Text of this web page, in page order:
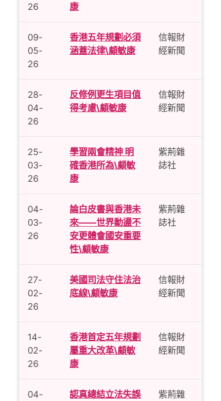
26
康
09-
05-
26
香港五年規劃必須
涵蓋法律\顧敏康
信報財
經新聞
28-
04-
26
反修例更生項目值
得考慮\顧敏康
信報財
經新聞
25-
03-
26
學習兩會精神 明
確香港所為\顧敏
康
紫荊雜
誌社
04-
03-
26
論白皮書與香港未
來——世界動盪不
安更體會國安重要
性\顧敏康
紫荊雜
誌社
27-
02-
26
美國司法守住法治
底線\顧敏康
信報財
經新聞
14-
02-
26
香港首定五年規劃
屬重大改革\顧敏
康
信報財
經新聞
04-
認真總結立法失誤
紫荊雜